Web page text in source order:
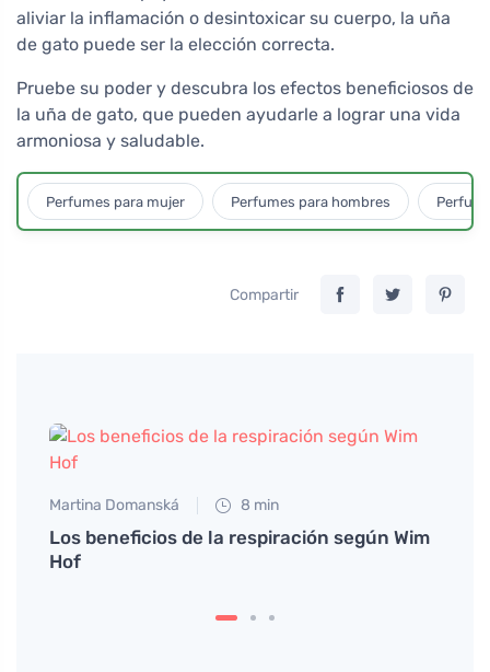
aliviar la inflamación o desintoxicar su cuerpo, la uña
de gato puede ser la elección correcta.
Pruebe su poder y descubra los efectos beneficiosos de
la uña de gato, que pueden ayudarle a lograr una vida
armoniosa y saludable.
Perfumes para mujer Perfumes para hombres
Compartir
Martina Domanská 8 min
Los beneficios de la respiración según Wim
Hof